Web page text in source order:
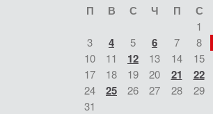
П В С Ч П С
1
3 4 5 6 7 8
10
11 12 13 14 15
17
18 19 20 21 22
24
25 26 27 28 29
31